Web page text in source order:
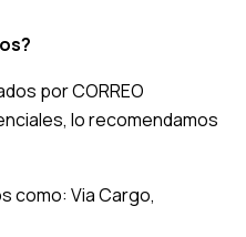
por CORREO
lo recomendamos
como: Via Cargo,